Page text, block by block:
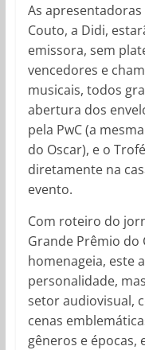
As
Couto, a Didi,
emissora, sem
vencedores e
musicais, todos
abertura dos
pela PwC (a
do Oscar), e o
diretamente na
evento.
Com roteiro do
Grande Prêmio do
homenageia, este
personalidade,
setor audiovisual,
cenas
gêneros e épocas,